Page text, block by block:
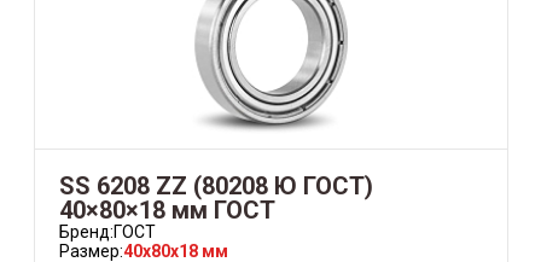
SS 6208 ZZ (80208 Ю ГОСТ)
40×80×18 мм ГОСТ
Бренд:ГОСТ
Размер:40x80x18 мм